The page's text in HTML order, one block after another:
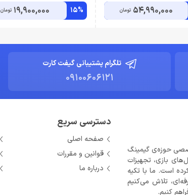
54,990,000 تومان 15%
19,900,000 تومان
تلگرام پشتیبانی گیفت کارت
09100606121
مراجع تخصصی حوزه‌ی گیمینگ
بازی، تجهیزات
است. ما با تکیه
تلاش می‌کنیم
کنیم.
دسترسی سریع
صفحه اصلی
قوانین و مقررات
درباره ما